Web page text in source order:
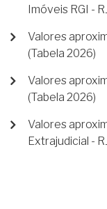
Imóveis RGI -
Valores
(Tabela 2026)
Valores
(Tabela 2026)
Valores
Extrajudicial -